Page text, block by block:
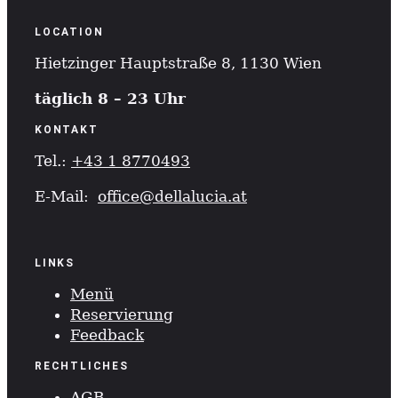
LOCATION
Hietzinger Hauptstraße 8, 1130 Wien
täglich 8 – 23 Uhr
KONTAKT
Tel.: +43 1 8770493
E-Mail: office@dellalucia.at
LINKS
Menü
Reservierung
Feedback
RECHTLICHES